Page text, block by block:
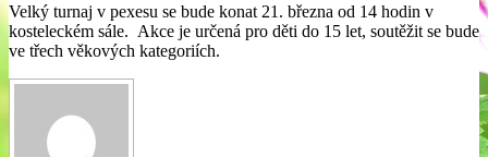
Velký turnaj v pexesu se bude konat 21. března od 14 hodin v
kosteleckém sále. Akce je určená pro děti do 15 let, soutěžit se bude
ve třech věkových kategoriích.